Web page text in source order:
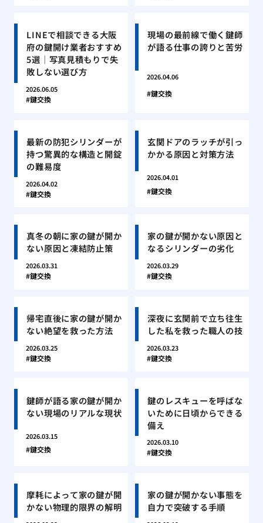
LINEで相談できる大阪
府の鍵開け業者おすすめ
5選｜写真見積もりで失
敗しない選び方
2026.06.05
鍵交換
現場の最前線で働く鍵師
が語る仕事の誇りと苦労
2026.04.06
鍵交換
最新の防犯シリンダーが
持つ驚異的な構造と開錠
の難易度
2026.04.02
鍵交換
玄関ドアのラッチが引っ
かかる原因と対策方法
2026.04.01
鍵交換
真冬の朝に家の鍵が開か
ない原因と凍結防止策
2026.03.31
鍵交換
家の鍵が開かない原因と
なるシリンダーの劣化
2026.03.29
鍵交換
帰宅直後に家の鍵が開か
ない絶望を救った方法
2026.03.25
鍵交換
深夜に玄関前で立ち往生
した私を救った職人の技
2026.03.23
鍵交換
鍵師が語る家の鍵が開か
ない現場のリアルな現状
2026.03.15
鍵交換
鍵のレスキューを呼ばな
いために日頃からできる
備え
2026.03.10
鍵交換
摩耗によって家の鍵が開
かない物理的限界の解明
家の鍵が開かない事態を
自力で突破する手順